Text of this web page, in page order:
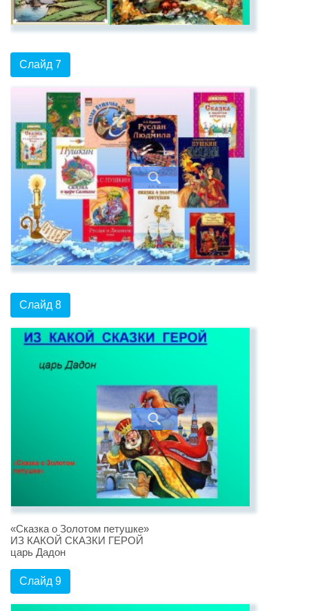
Слайд 7
Слайд 8
«Сказка о Золотом петушке»
ИЗ КАКОЙ СКАЗКИ ГЕРОЙ
царь Дадон
Слайд 9